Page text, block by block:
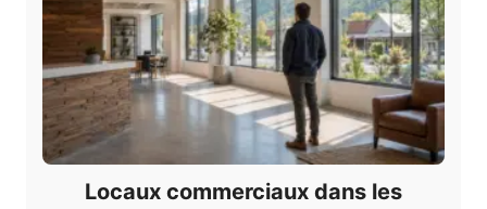
Locaux commerciaux dans les